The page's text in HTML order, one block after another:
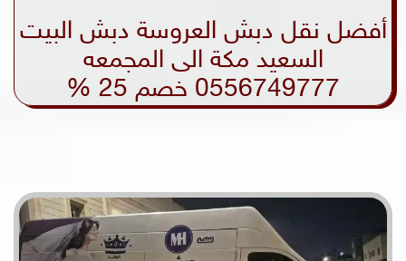
أفضل نقل دبش العروسة دبش البيت
السعيد مكة الى المجمعه
0556749777 خصم 25 %